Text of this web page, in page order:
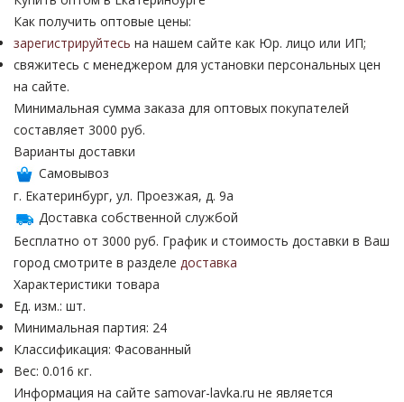
Как получить оптовые цены:
зарегистрируйтесь на нашем сайте как Юр. лицо или ИП;
свяжитесь с менеджером для установки персональных цен
на сайте.
Минимальная сумма заказа для оптовых покупателей
составляет 3000 руб.
Варианты доставки
Самовывоз
г. Екатеринбург, ул. Проезжая, д. 9а
Доставка собственной службой
Бесплатно от 3000 руб. График и стоимость доставки в Ваш
город смотрите в разделе доставка
Характеристики товара
Ед. изм.: шт.
Минимальная партия: 24
Классификация: Фасованный
Вес: 0.016 кг.
Информация на сайте samovar-lavka.ru не является